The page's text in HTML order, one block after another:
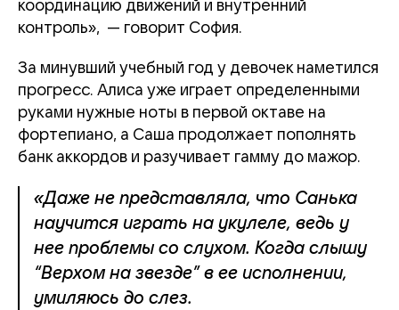
координацию движений и внутренний
контроль», — говорит София.
За минувший учебный год у девочек наметился
прогресс. Алиса уже играет определенными
руками нужные ноты в первой октаве на
фортепиано, а Саша продолжает пополнять
банк аккордов и разучивает гамму до мажор.
«Даже не представляла, что Санька
научится играть на укулеле, ведь у
нее проблемы со слухом. Когда слышу
“Верхом на звезде” в ее исполнении,
умиляюсь до слез.